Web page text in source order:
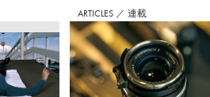
ARTICLES ／ 連載